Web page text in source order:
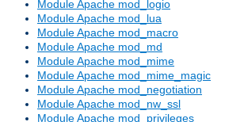
Module Apache mod_logio
Module Apache mod_lua
Module Apache mod_macro
Module Apache mod_md
Module Apache mod_mime
Module Apache mod_mime_magic
Module Apache mod_negotiation
Module Apache mod_nw_ssl
Module Apache mod_privileges